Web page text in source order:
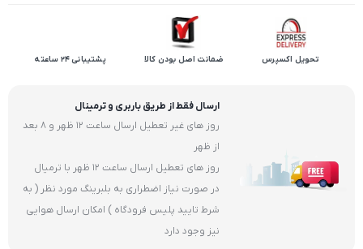
تحویل اکسپرس ضمانت اصل بودن کالا پشتیبانی 24 ساعته
ارسال فقط از طریق باربری و ترمینال
روز های غیر تعطیل ارسال ساعت 12 ظهر و 8 بعد
از ظهر
روز های تعطیل ارسال ساعت 12 ظهر با ترمیال
در صورت نیاز اضطراری به بلبرینگ مورد نظر ( به
شرط تایید پلیس فرودگاه ) امکان ارسال هوایی
نیز وجود دارد